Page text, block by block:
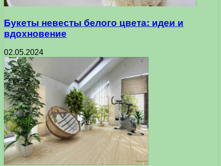
Букеты невесты белого цвета: идеи и
вдохновение
02.05.2024